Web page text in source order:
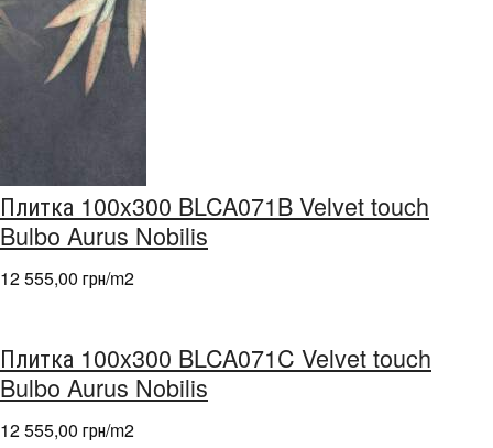
Плитка 100x300 BLCA071B Velvet touch
Bulbo Aurus Nobilis
12 555,00 грн/m2
Плитка 100x300 BLCA071C Velvet touch
Bulbo Aurus Nobilis
12 555,00 грн/m2